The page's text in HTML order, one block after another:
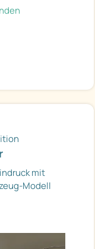
mit
Modell